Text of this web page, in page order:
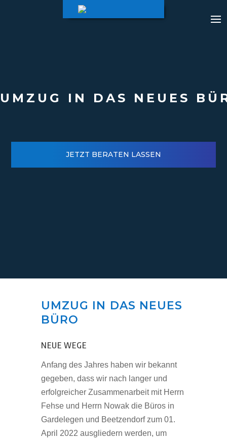
UMZUG IN DAS NEUES
JETZT BERATEN LASSEN
UMZUG IN DAS NEUES
BÜRO
NEUE WEGE
Anfang des Jahres haben wir bekannt
gegeben, dass wir nach langer und
erfolgreicher Zusammenarbeit mit Herrn
Fehse und Herrn Nowak die Büros in
Gardelegen und Beetzendorf zum 01.
April 2022 ausgliedern werden, um